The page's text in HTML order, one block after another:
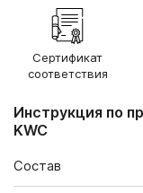
Сертификат
соответствия
Инструкция по
KWC
Состав